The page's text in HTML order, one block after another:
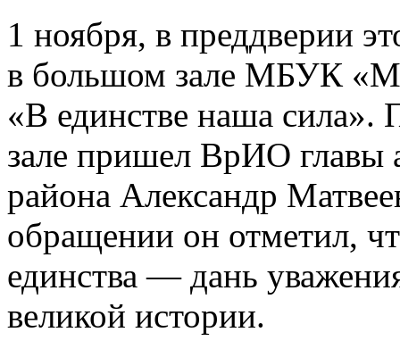
1 ноября, в преддверии
в большом зале МБУК
«В единстве наша сила».
зале пришел ВрИО главы
района Александр
обращении он отметил,
единства — дань
великой истории.